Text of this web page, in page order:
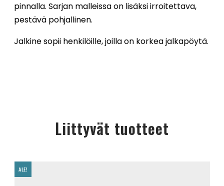
pinnalla. Sarjan malleissa on lisäksi irroitettava,
pestävä pohjallinen.
Jalkine sopii henkilöille, joilla on korkea jalkapöytä.
Liittyvät tuotteet
ALE!